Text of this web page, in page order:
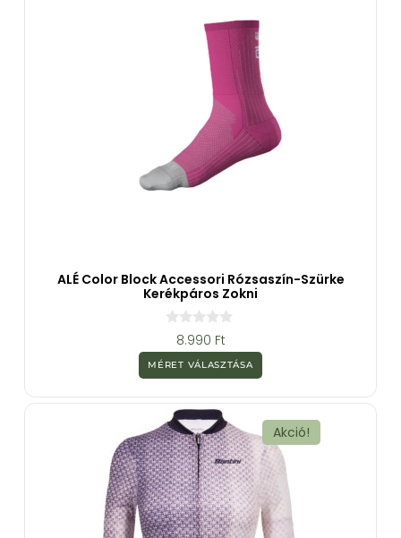
ALÉ Color Block Accessori Rózsaszín-Szürke
Kerékpáros Zokni
z
5
b
l
8.990 Ft
MÉRET VÁLASZTÁSA
Akció!